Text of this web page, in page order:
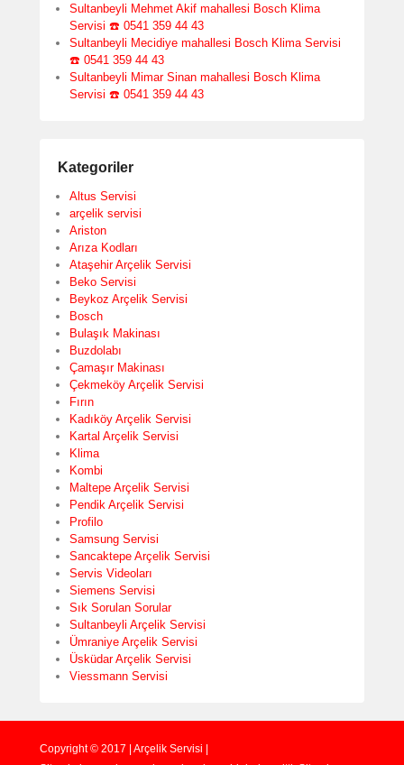
Sultanbeyli Mehmet Akif mahallesi Bosch Klima
Servisi ☎️ 0541 359 44 43
Sultanbeyli Mecidiye mahallesi Bosch Klima Servisi
☎️ 0541 359 44 43
Sultanbeyli Mimar Sinan mahallesi Bosch Klima
Servisi ☎️ 0541 359 44 43
Kategoriler
Altus Servisi
arçelik servisi
Ariston
Arıza Kodları
Ataşehir Arçelik Servisi
Beko Servisi
Beykoz Arçelik Servisi
Bosch
Bulaşık Makinası
Buzdolabı
Çamaşır Makinası
Çekmeköy Arçelik Servisi
Fırın
Kadıköy Arçelik Servisi
Kartal Arçelik Servisi
Klima
Kombi
Maltepe Arçelik Servisi
Pendik Arçelik Servisi
Profilo
Samsung Servisi
Sancaktepe Arçelik Servisi
Servis Videoları
Siemens Servisi
Sık Sorulan Sorular
Sultanbeyli Arçelik Servisi
Ümraniye Arçelik Servisi
Üsküdar Arçelik Servisi
Viessmann Servisi
Copyright © 2017 | Arçelik Servisi |